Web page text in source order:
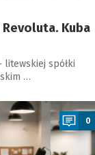
Kuba
litewskiej spółki
…
0